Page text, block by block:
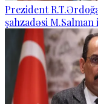
Prezident
şahzadəsi M.Salman